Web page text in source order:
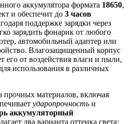
аккумулятора формата 18650,
и обеспечит до 3 часов
поддержке зарядки через
зарядить фонарик от любого
автомобильный адаптер или
Влагозащищенный корпус
его от воздействия влаги и пыли,
использования в различных
прочных материалов, включая
ударопрочность и
аккумуляторный
два варианта оттенка света: